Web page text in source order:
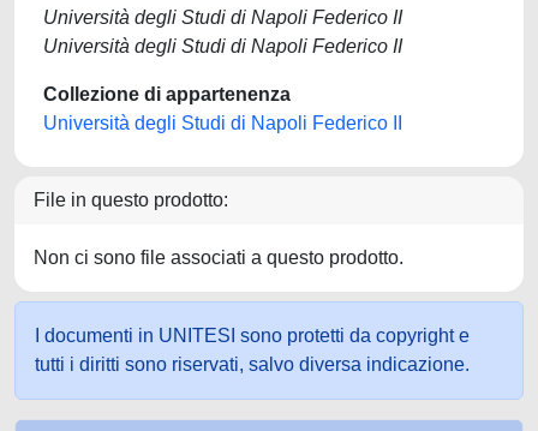
Università degli Studi di Napoli Federico II
Università degli Studi di Napoli Federico II
Collezione di appartenenza
Università degli Studi di Napoli Federico II
File in questo prodotto:
Non ci sono file associati a questo prodotto.
I documenti in UNITESI sono protetti da copyright e
tutti i diritti sono riservati, salvo diversa indicazione.